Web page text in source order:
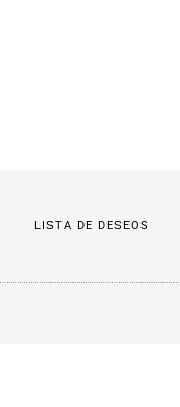
LISTA DE DESEOS